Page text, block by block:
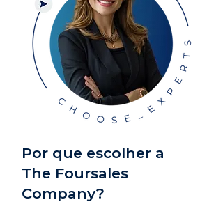
Por que escolher a
The Foursales
Company?